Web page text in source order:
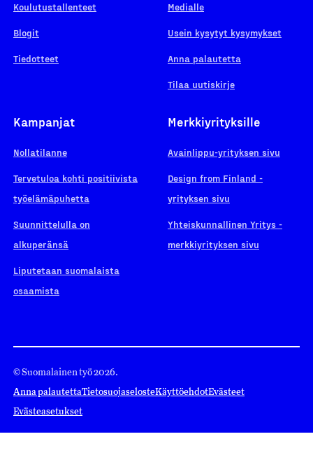
Koulutustallenteet
Blogit
Tiedotteet
Medialle
Usein kysytyt kysymykset
Anna palautetta
Tilaa uutiskirje
Kampanjat
Nollatilanne
Tervetuloa kohti positiivista
työelämäpuhetta
Suunnittelulla on
alkuperänsä
Liputetaan suomalaista
osaamista
Merkkiyrityksille
Avainlippu-yrityksen sivu
Design from Finland -
yrityksen sivu
Yhteiskunnallinen Yritys -
merkkiyrityksen sivu
© Suomalainen työ 2026.
Anna palautettaTietosuojaselosteKäyttöehdotEvästeet
Evästeasetukset